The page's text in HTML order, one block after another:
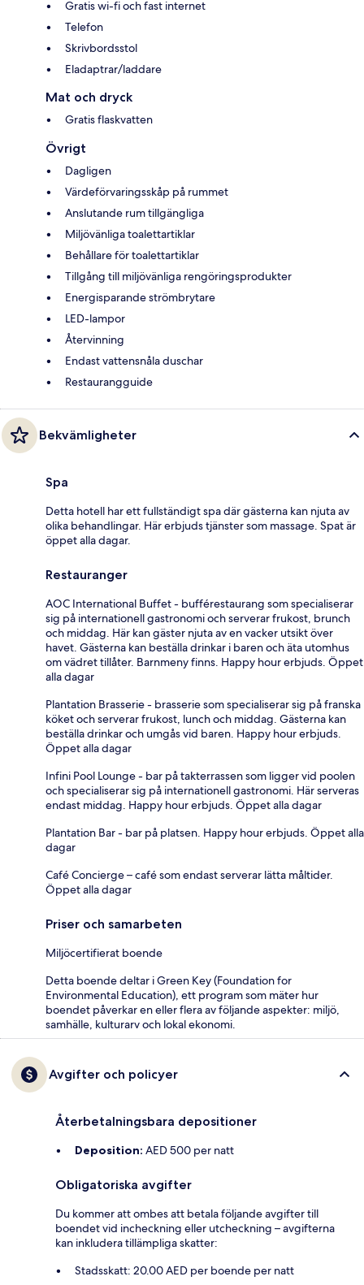
Gratis wi-fi och fast internet
Telefon
Skrivbordsstol
Eladaptrar/laddare
Mat och dryck
Gratis flaskvatten
Övrigt
Dagligen
Värdeförvaringsskåp på rummet
Anslutande rum tillgängliga
Miljövänliga toalettartiklar
Behållare för toalettartiklar
Tillgång till miljövänliga rengöringsprodukter
Energisparande strömbrytare
LED-lampor
Återvinning
Endast vattensnåla duschar
Restaurangguide
Bekvämligheter
Spa
Detta hotell har ett fullständigt spa där gästerna kan njuta av
olika behandlingar. Här erbjuds tjänster som massage. Spat är
öppet alla dagar.
Restauranger
AOC International Buffet - bufférestaurang som specialiserar
sig på internationell gastronomi och serverar frukost, brunch
och middag. Här kan gäster njuta av en vacker utsikt över
havet. Gästerna kan beställa drinkar i baren och äta utomhus
om vädret tillåter. Barnmeny finns. Happy hour erbjuds. Öppet
alla dagar
Plantation Brasserie - brasserie som specialiserar sig på franska
köket och serverar frukost, lunch och middag. Gästerna kan
beställa drinkar och umgås vid baren. Happy hour erbjuds.
Öppet alla dagar
Infini Pool Lounge - bar på takterrassen som ligger vid poolen
och specialiserar sig på internationell gastronomi. Här serveras
endast middag. Happy hour erbjuds. Öppet alla dagar
Plantation Bar - bar på platsen. Happy hour erbjuds. Öppet alla
dagar
Café Concierge – café som endast serverar lätta måltider.
Öppet alla dagar
Priser och samarbeten
Miljöcertifierat boende
Detta boende deltar i Green Key (Foundation for
Environmental Education), ett program som mäter hur
boendet påverkar en eller flera av följande aspekter: miljö,
samhälle, kulturarv och lokal ekonomi.
Avgifter och policyer
Återbetalningsbara depositioner
Deposition: AED 500 per natt
Obligatoriska avgifter
Du kommer att ombes att betala följande avgifter till
boendet vid incheckning eller utcheckning – avgifterna
kan inkludera tillämpliga skatter:
Stadsskatt: 20.00 AED per boende per natt